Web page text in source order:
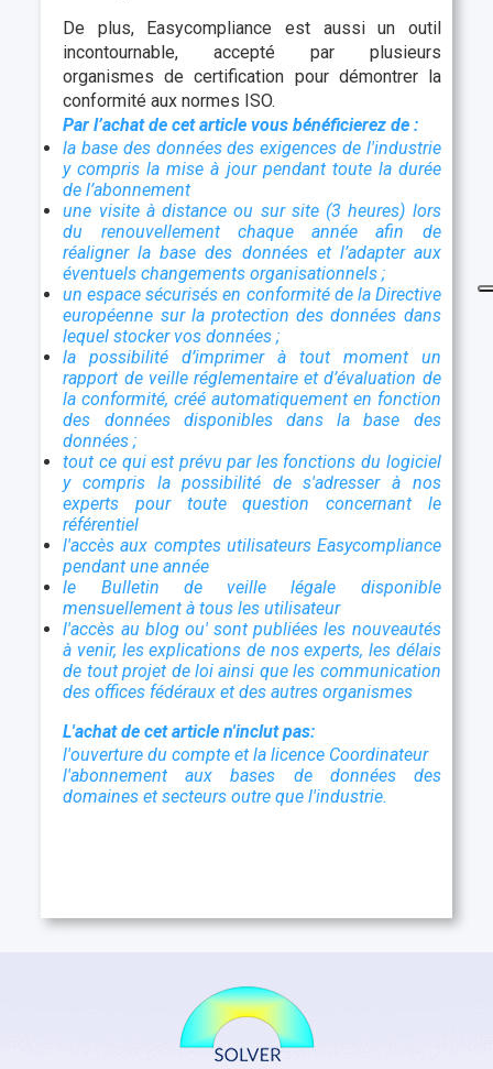
De plus, Easycompliance est aussi un outil
incontournable, accepté par plusieurs
organismes de certification pour démontrer la
conformité aux normes ISO.
Par l’achat de cet article vous bénéficierez de :
la base des données des exigences de l'industrie
y compris la mise à jour pendant toute la durée
de l’abonnement
une visite à distance ou sur site (3 heures) lors
du renouvellement chaque année afin de
réaligner la base des données et l’adapter aux
éventuels changements organisationnels ;
un espace sécurisés en conformité de la Directive
européenne sur la protection des données dans
lequel stocker vos données ;
la possibilité d’imprimer à tout moment un
rapport de veille réglementaire et d’évaluation de
la conformité, créé automatiquement en fonction
des données disponibles dans la base des
données ;
tout ce qui est prévu par les fonctions du logiciel
y compris la possibilité de s'adresser à nos
experts pour toute question concernant le
référentiel
l'accès aux comptes utilisateurs Easycompliance
pendant une année
le Bulletin de veille légale disponible
mensuellement à tous les utilisateur
l'accès au blog ou' sont publiées les nouveautés
à venir, les explications de nos experts, les délais
de tout projet de loi ainsi que les communication
des offices fédéraux et des autres organismes
L'achat de cet article n'inclut pas:
l'ouverture du compte et la licence Coordinateur
l'abonnement aux bases de données des
domaines et secteurs outre que l'industrie.